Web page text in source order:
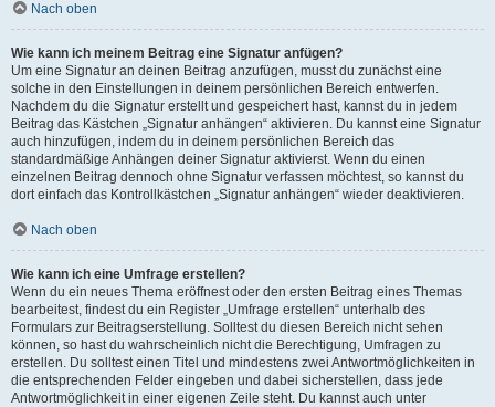
Nach oben
Wie kann ich meinem Beitrag eine Signatur anfügen?
Um eine Signatur an deinen Beitrag anzufügen, musst du zunächst eine
solche in den Einstellungen in deinem persönlichen Bereich entwerfen.
Nachdem du die Signatur erstellt und gespeichert hast, kannst du in jedem
Beitrag das Kästchen „Signatur anhängen“ aktivieren. Du kannst eine Signatur
auch hinzufügen, indem du in deinem persönlichen Bereich das
standardmäßige Anhängen deiner Signatur aktivierst. Wenn du einen
einzelnen Beitrag dennoch ohne Signatur verfassen möchtest, so kannst du
dort einfach das Kontrollkästchen „Signatur anhängen“ wieder deaktivieren.
Nach oben
Wie kann ich eine Umfrage erstellen?
Wenn du ein neues Thema eröffnest oder den ersten Beitrag eines Themas
bearbeitest, findest du ein Register „Umfrage erstellen“ unterhalb des
Formulars zur Beitragserstellung. Solltest du diesen Bereich nicht sehen
können, so hast du wahrscheinlich nicht die Berechtigung, Umfragen zu
erstellen. Du solltest einen Titel und mindestens zwei Antwortmöglichkeiten in
die entsprechenden Felder eingeben und dabei sicherstellen, dass jede
Antwortmöglichkeit in einer eigenen Zeile steht. Du kannst auch unter